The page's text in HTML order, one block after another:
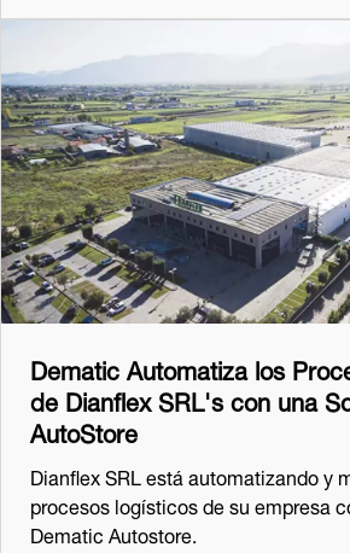
Dematic Automatiza los
de Dianflex SRL's con una
AutoStore
Dianflex SRL está automatizando y
procesos logísticos de su empresa
Dematic Autostore.